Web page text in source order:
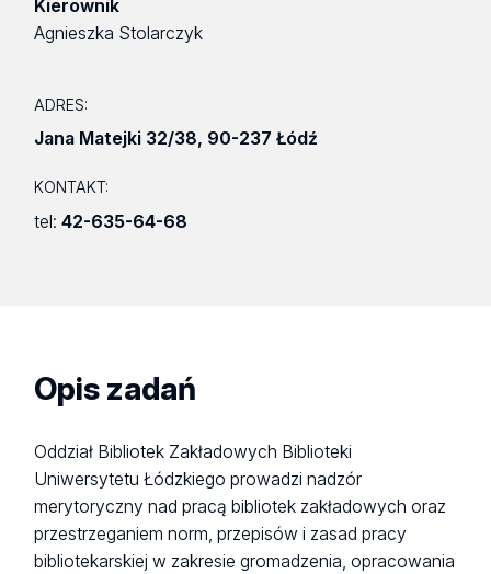
Kierownik
Agnieszka Stolarczyk
ADRES:
Jana Matejki 32/38, 90-237 Łódź
KONTAKT:
tel:42-635-64-68
Opis zadań
Oddział Bibliotek Zakładowych Biblioteki
Uniwersytetu Łódzkiego prowadzi nadzór
merytoryczny nad pracą bibliotek zakładowych oraz
przestrzeganiem norm, przepisów i zasad pracy
bibliotekarskiej w zakresie gromadzenia, opracowania